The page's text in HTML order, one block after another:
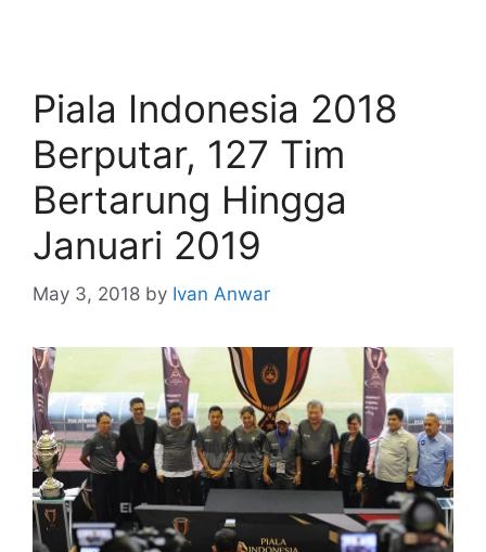
Piala Indonesia 2018
Berputar, 127 Tim
Bertarung Hingga
Januari 2019
May 3, 2018 by Ivan Anwar